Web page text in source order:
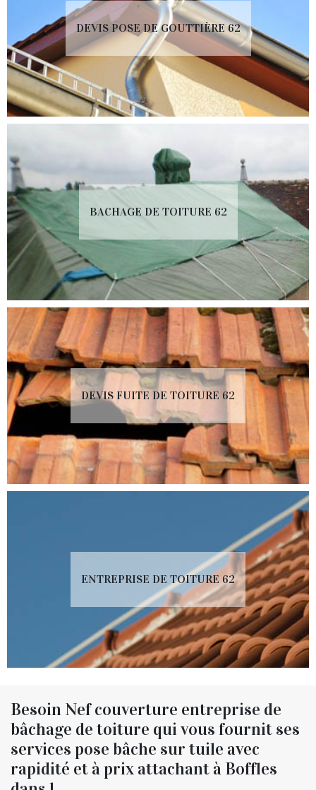
DEVIS POSE DE GOUTTIÈRE 62
BACHAGE DE TOITURE 62
DEVIS FUITE DE TOITURE 62
ENTREPRISE DE TOITURE 62
Besoin Nef couverture entreprise de
bâchage de toiture qui vous fournit ses
services pose bâche sur tuile avec
rapidité et à prix attachant à Boffles